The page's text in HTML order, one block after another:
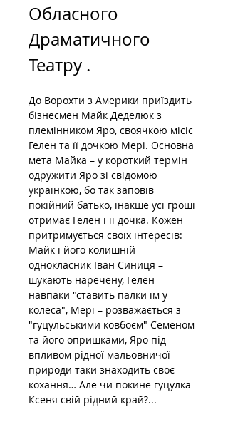
Обласного
Драматичного
Театру .
До Ворохти з Америки приїздить
бізнесмен Майк Деделюк з
племінником Яро, своячкою місіс
Гелен та її дочкою Мері. Основна
мета Майка – у короткий термін
одружити Яро зі свідомою
українкою, бо так заповів
покійний батько, інакше усі гроші
отримає Гелен і її дочка. Кожен
притримується своїх інтересів:
Майк і його колишній
однокласник Іван Синиця –
шукають наречену, Гелен
навпаки "ставить палки їм у
колеса", Мері – розважається з
"гуцульськими ковбоєм" Семеном
та його опришками, Яро під
впливом рідної мальовничої
природи таки знаходить своє
кохання… Але чи покине гуцулка
Ксеня свій рідний край?...